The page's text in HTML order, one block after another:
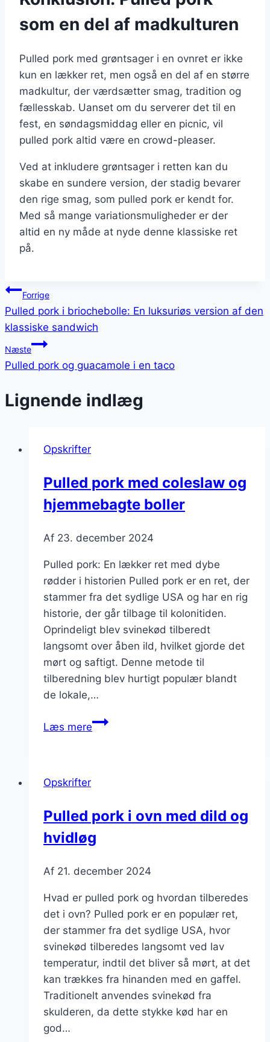
som en del af madkulturen
Pulled pork med grøntsager i en ovnret er ikke
kun en lækker ret, men også en del af en større
madkultur, der værdsætter smag, tradition og
fællesskab. Uanset om du serverer det til en
fest, en søndagsmiddag eller en picnic, vil
pulled pork altid være en crowd-pleaser.
Ved at inkludere grøntsager i retten kan du
skabe en sundere version, der stadig bevarer
den rige smag, som pulled pork er kendt for.
Med så mange variationsmuligheder er der
altid en ny måde at nyde denne klassiske ret
på.
Indlægsnavigation
Forrige
Pulled pork i briochebolle: En luksuriøs version af den
klassiske sandwich
Næste
Pulled pork og guacamole i en taco
Lignende indlæg
Opskrifter
Pulled pork med coleslaw og
hjemmebagte boller
Af 23. december 2024
Pulled pork: En lækker ret med dybe
rødder i historien Pulled pork er en ret, der
stammer fra det sydlige USA og har en rig
historie, der går tilbage til kolonitiden.
Oprindeligt blev svinekød tilberedt
langsomt over åben ild, hvilket gjorde det
mørt og saftigt. Denne metode til
tilberedning blev hurtigt populær blandt
de lokale,…
Læs merePulled
boller
Opskrifter
Pulled pork i ovn med dild og
hvidløg
Af 21. december 2024
Hvad er pulled pork og hvordan tilberedes
det i ovn? Pulled pork er en populær ret,
der stammer fra det sydlige USA, hvor
svinekød tilberedes langsomt ved lav
temperatur, indtil det bliver så mørt, at det
kan trækkes fra hinanden med en gaffel.
Traditionelt anvendes svinekød fra
skulderen, da dette stykke kød har en
god…